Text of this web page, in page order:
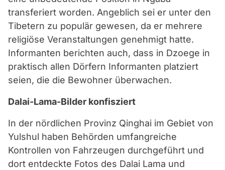
transferiert worden. Angeblich sei er unter den
Tibetern zu populär gewesen, da er mehrere
religiöse Veranstaltungen genehmigt hatte.
Informanten berichten auch, dass in Dzoege in
praktisch allen Dörfern Informanten platziert
seien, die die Bewohner überwachen.
Dalai-Lama-Bilder konfisziert
In der nördlichen Provinz Qinghai im Gebiet von
Yulshul haben Behörden umfangreiche
Kontrollen von Fahrzeugen durchgeführt und
dort entdeckte Fotos des Dalai Lama und